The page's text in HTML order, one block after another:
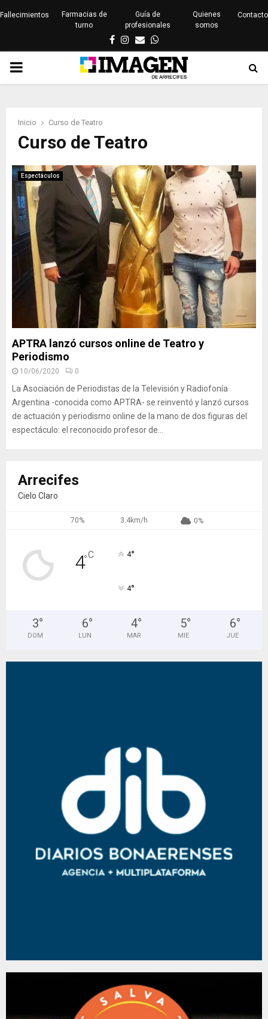
Fallecimientos
Farmacias de
turno
Guía de
profesionales
Quienes
somos
Contacto
Facebook
Instagram
EmailWhatsapp
PRIMARY
Inicio Curso de Teatro
Curso de Teatro
Espectáculos
APTRA lanzó cursos online de Teatro y
Periodismo
10/06/2020 0
La Asociación de Periodistas de la Televisión y Radiofonía
Argentina -conocida como APTRA- se reinventó y lanzó cursos
de actuación y periodismo online de la mano de dos figuras del
espectáculo: el reconocido profesor de...
Arrecifes
Cielo Claro
70% 3.4km/h 0%
4°C 4°
4°
3°
DOM
6°
LUN
4°
MAR
5°
MIE
6°
JUE